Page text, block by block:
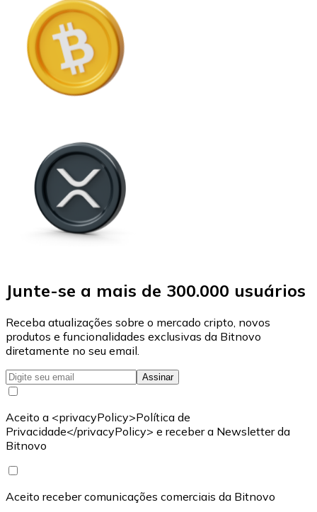
Junte-se a mais de 300.000 usuários
Receba atualizações sobre o mercado cripto, novos
produtos e funcionalidades exclusivas da Bitnovo
diretamente no seu email.
Assinar
Aceito a <privacyPolicy>Política de
Privacidade</privacyPolicy> e receber a Newsletter da
Bitnovo
Aceito receber comunicações comerciais da Bitnovo